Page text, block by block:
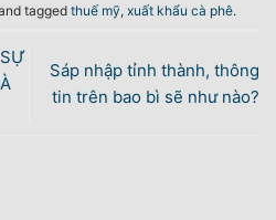
tagged thuế mỹ, xuất khẩu cà phê.
Sáp nhập tỉnh thành, thông
tin trên bao bì sẽ như nào?